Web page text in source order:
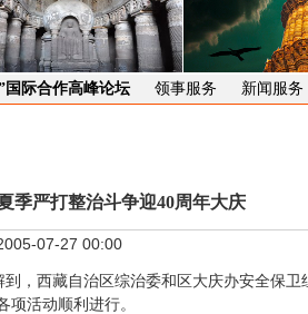
国际合作高峰论坛 领事服务 新闻服务
季严打整治斗争迎40周年大庆
07-27 00:00
，西藏自治区综治委和区大庆办安全保
活动顺利进行。